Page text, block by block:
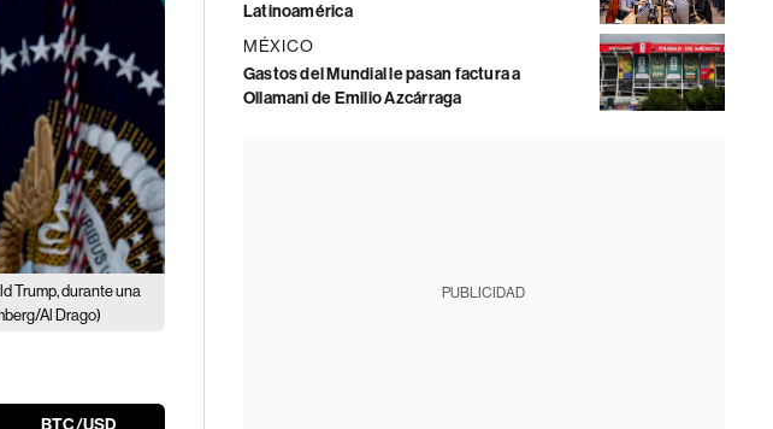
Trump, durante una
Al Drago)
BTC/USD
Latinoamérica
MÉXICO
Gastos del Mundial le pasan factura a
Ollamani de Emilio Azcárraga
PUBLICIDAD